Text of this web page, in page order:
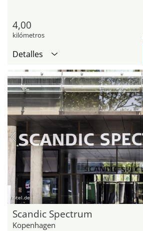
4,00
kilómetros
Detalles
hotel.de
Scandic Spectrum
Kopenhagen